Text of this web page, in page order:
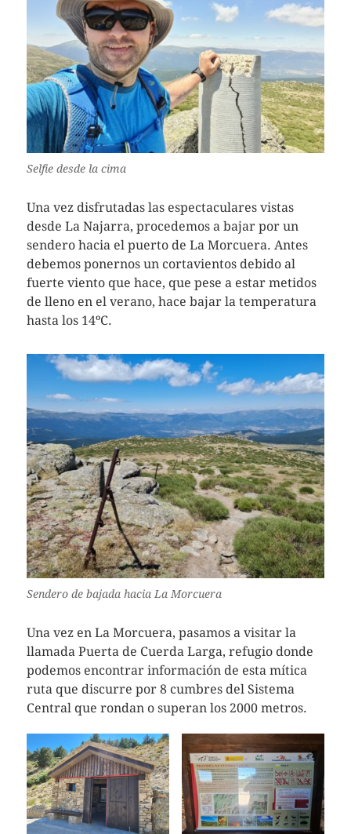
Selfie desde la cima
Una vez disfrutadas las espectaculares vistas
desde La Najarra, procedemos a bajar por un
sendero hacia el puerto de La Morcuera. Antes
debemos ponernos un cortavientos debido al
fuerte viento que hace, que pese a estar metidos
de lleno en el verano, hace bajar la temperatura
hasta los 14ºC.
Sendero de bajada hacia La Morcuera
Una vez en La Morcuera, pasamos a visitar la
llamada Puerta de Cuerda Larga, refugio donde
podemos encontrar información de esta mítica
ruta que discurre por 8 cumbres del Sistema
Central que rondan o superan los 2000 metros.